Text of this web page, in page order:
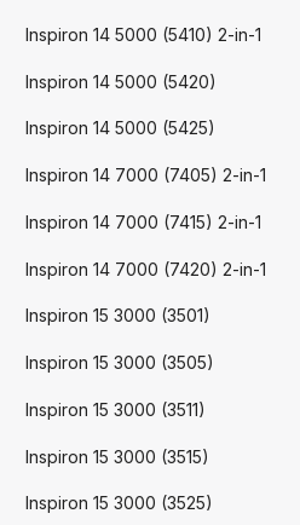
Inspiron 14 5000 (5410) 2-in-1
Inspiron 14 5000 (5420)
Inspiron 14 5000 (5425)
Inspiron 14 7000 (7405) 2-in-1
Inspiron 14 7000 (7415) 2-in-1
Inspiron 14 7000 (7420) 2-in-1
Inspiron 15 3000 (3501)
Inspiron 15 3000 (3505)
Inspiron 15 3000 (3511)
Inspiron 15 3000 (3515)
Inspiron 15 3000 (3525)